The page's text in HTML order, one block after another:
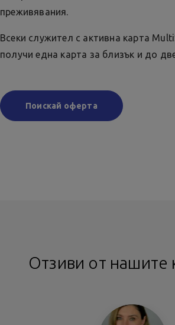
преживявания.
Всеки служител с активна карта
получи една карта за близък и до
Поискай оферта
Отзиви от нашите